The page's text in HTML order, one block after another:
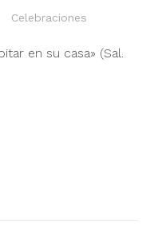
Celebraciones
en su casa» (Sal.